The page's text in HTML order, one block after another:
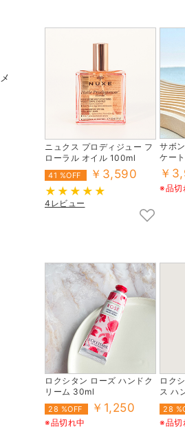
ニュクス プロディジュー フ
ローラル オイル 100ml
41 %OFF ￥3,590
4レビュー
サボ
ケー
￥
※品切
ロクシタン ローズ ハンドク
リーム 30ml
28 %OFF ￥1,250
※品切れ中
ロク
ス ハ
28
※品切